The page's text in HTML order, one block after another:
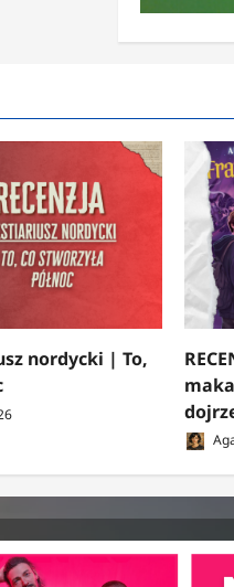
nordycki | To,